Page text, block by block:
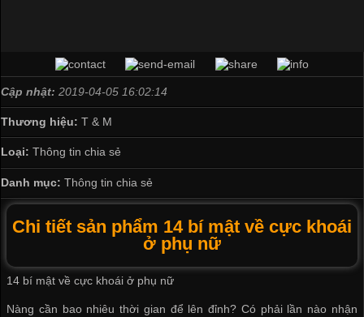
Cập nhật: 2019-04-05 16:02:14
Thương hiệu: T & M
Loại: Thông tin chia sẻ
Danh mục: Thông tin chia sẻ
Chi tiết sản phẩm 14 bí mật về cực khoái
ở phụ nữ
14 bí mật về cực khoái ở phụ nữ
Nàng cần bao nhiêu thời gian để lên đỉnh? Có phải lần nào nhận